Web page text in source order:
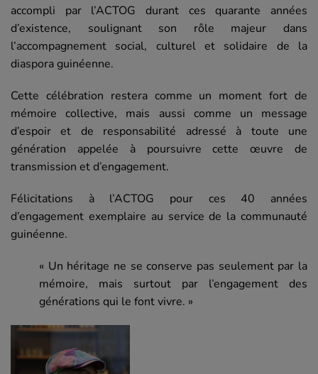
accompli par l’ACTOG durant ces quarante années
d’existence, soulignant son rôle majeur dans
l’accompagnement social, culturel et solidaire de la
diaspora guinéenne.
Cette célébration restera comme un moment fort de
mémoire collective, mais aussi comme un message
d’espoir et de responsabilité adressé à toute une
génération appelée à poursuivre cette œuvre de
transmission et d’engagement.
Félicitations à l’ACTOG pour ces 40 années
d’engagement exemplaire au service de la communauté
guinéenne.
« Un héritage ne se conserve pas seulement par la
mémoire, mais surtout par l’engagement des
générations qui le font vivre. »